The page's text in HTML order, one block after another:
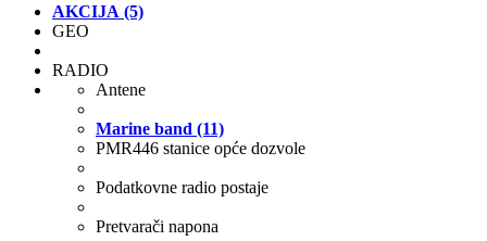
AKCIJA (5)
GEO
RADIO
Antene
Marine band (11)
PMR446 stanice opće dozvole
Podatkovne radio postaje
Pretvarači napona